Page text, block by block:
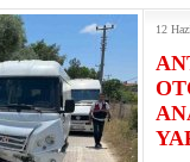
BULUŞTU
12